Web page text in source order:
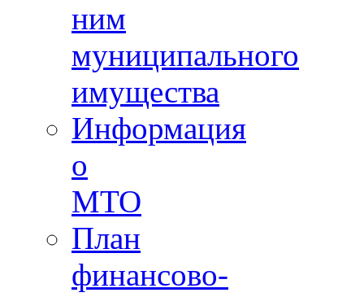
ним
муниципального
имущества
Информация
о
МТО
План
финансово-